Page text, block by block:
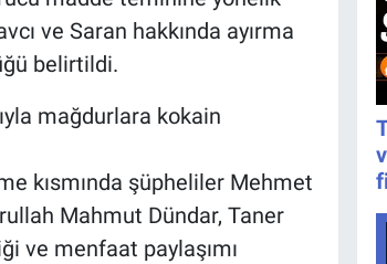
ve Saran hakkında ayırma
belirtildi.
mağdurlara kokain
kısmında şüpheliler Mehmet
Mahmut Dündar, Taner
ve menfaat paylaşımı